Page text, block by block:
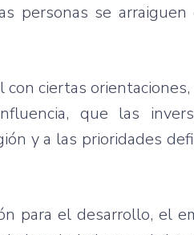
personas se
ciertas orientaciones,
que las
y a las prioridades
para el desarrollo, el